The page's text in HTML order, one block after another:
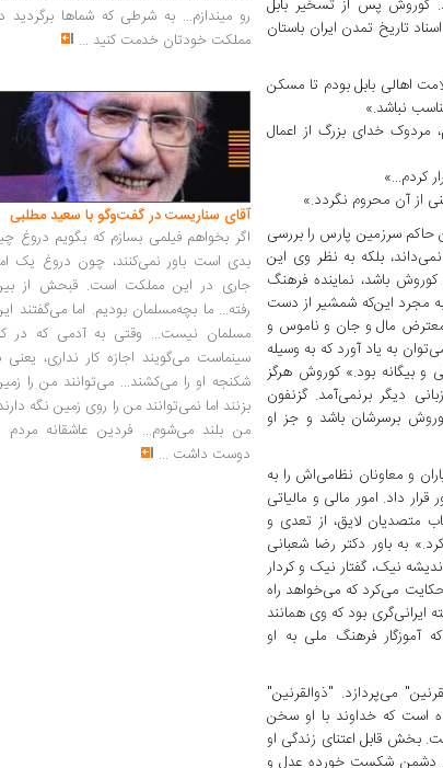
کوروش پس از تسخیر بابل
تاریخ تمدن ایران باستان
اهالی بابل بودم تا مسکن
نباشد.»
مردوک خدای بزرگ از اعمال
کردم...»
از آن محروم نگردد.»
سرزمین پارس را بررسی
بلکه به نظر وی این
باشد، نماینده فرهنگ
مجرد این‌که شمشیر از دست
مال و جان و ناموس و
به یاد آورد که به وسیله
و بیگانه بود.» کوروش هرگز
دیگر برنمی‌آمد. گزنفون
برسرشان باشد و جز او
و معاونان نظامی‌اش را به
‌داد. امور مالی و مالیاتی
متصدیان لایق، از تعدی و
به باور دکتر رضا شعبانی
نیک، گفتار نیک و کردار
می‌کرد که می‌خواهد راه
ایرانی‌گری بود که وی همانند
آموزگار فرهنگ ملی به او
می‌پردازد. "ذوالقرنین"
است که خداوند با او سخن
بخش قابل اعتنای زندگی او
دشمن شکست خورده عدل و
رو میندازم... به شرطی که شماها برگردید
مملکت خودتان خدمت کنید ...
آقای سناریست در گفت‌وگو با سعید مطلبی
اگر بخواهم فیلمی بسازم که بگویم دروغ
بدی است باور نمی‌کنند، چون دروغ یک
جاری در این مملکت است. قبحش از
رفته... ما بچه‌مسلمان بودیم. اما می‌گفتند
مسلمان نیست... وقتی به آدمی که در
سینماست می‌گویند اجازه کار نداری، یعنی
شکنجه او را می‌کشند... می‌توانند من را
بزنند اما نمی‌توانند من را روی زمین نگه
من بلند می‌شوم... فردین عاشقانه مردم
دوست داشت ...